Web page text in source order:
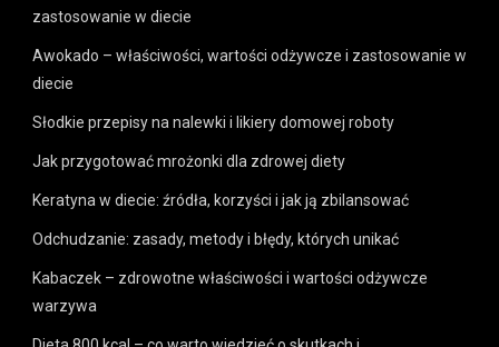
zastosowanie w diecie
Awokado – właściwości, wartości odżywcze i zastosowanie w
diecie
Słodkie przepisy na nalewki i likiery domowej roboty
Jak przygotować mrożonki dla zdrowej diety
Keratyna w diecie: źródła, korzyści i jak ją zbilansować
Odchudzanie: zasady, metody i błędy, których unikać
Kabaczek – zdrowotne właściwości i wartości odżywcze
warzywa